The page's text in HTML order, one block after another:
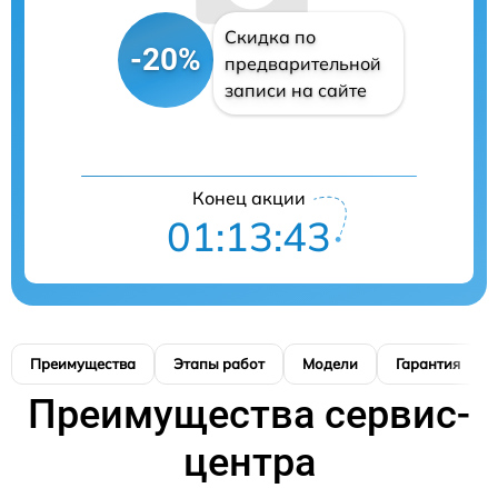
-20%
Скидка по
предварительной
записи на сайте
Конец акции
01:13:42
Преимущества Этапы работ Модели Гарантия
Преимущества сервис-
центра